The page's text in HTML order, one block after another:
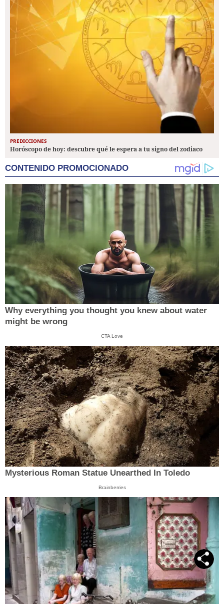
PREDICCIONES
Horóscopo de hoy: descubre qué le espera a tu signo del zodiaco
CONTENIDO PROMOCIONADO
Why everything you thought you knew about water
might be wrong
CTA Love
Mysterious Roman Statue Unearthed In Toledo
Brainberries